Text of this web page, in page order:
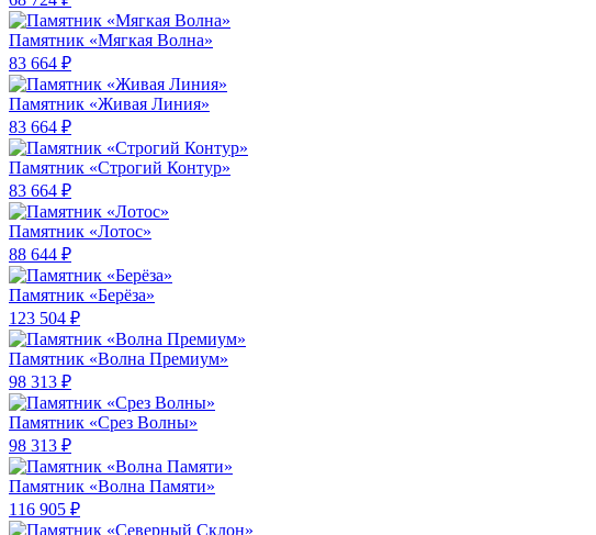
Памятник «Мягкая Волна»
83 664 ₽
Памятник «Живая Линия»
83 664 ₽
Памятник «Строгий Контур»
83 664 ₽
Памятник «Лотос»
88 644 ₽
Памятник «Берёза»
123 504 ₽
Памятник «Волна Премиум»
98 313 ₽
Памятник «Срез Волны»
98 313 ₽
Памятник «Волна Памяти»
116 905 ₽